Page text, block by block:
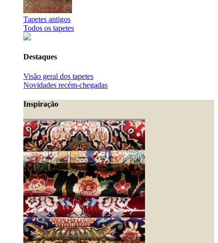
Tapetes antigos
Todos os tapetes
Destaques
Visão geral dos tapetes
Novidades recém-chegadas
Inspiração